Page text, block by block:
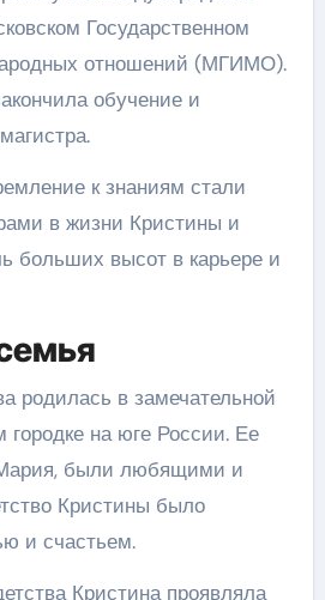
Государственном
отношений (МГИМО).
обучение и
к знаниям стали
в жизни Кристины и
больших высот в карьере и
родилась в замечательной
на юге России. Ее
были любящими и
Кристины было
и счастьем.
Кристина проявляла